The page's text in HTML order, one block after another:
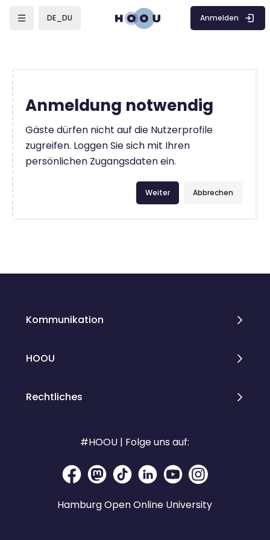
DE_DU Anmelden
Anmeldung notwendig
Gäste dürfen nicht auf die Nutzerprofile
zugreifen. Loggen Sie sich mit Ihren
persönlichen Zugangsdaten ein.
Abbrechen
Weiter
Kommunikation
HOOU
Rechtliches
#HOOU | Folge uns auf:
Hamburg Open Online University